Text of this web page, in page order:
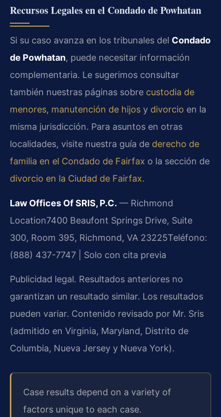
Recursos Legales en el Condado de Powhatan
Si su caso avanza en los tribunales del Condado
de Powhatan, puede necesitar información
complementaria. Le sugerimos consultar
también nuestras páginas sobre custodia de
menores, manutención de hijos y divorcio en la
misma jurisdicción. Para asuntos en otras
localidades, visite nuestra guía de derecho de
familia en el Condado de Fairfax o la sección de
divorcio en la Ciudad de Fairfax.
Law Offices Of SRIS, P.C. — Richmond
Location7400 Beaufont Springs Drive, Suite
300, Room 395, Richmond, VA 23225Teléfono:
(888) 437-7747 | Solo con cita previa
Publicidad legal. Resultados anteriores no
garantizan un resultado similar. Los resultados
pueden variar. Contenido revisado por Mr. Sris
(admitido en Virginia, Maryland, Distrito de
Columbia, Nueva Jersey y Nueva York).
Case results depend on a variety of
factors unique to each case.